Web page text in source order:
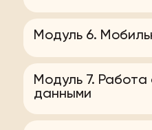
Модуль 6.
Модуль 7. Работа
данными